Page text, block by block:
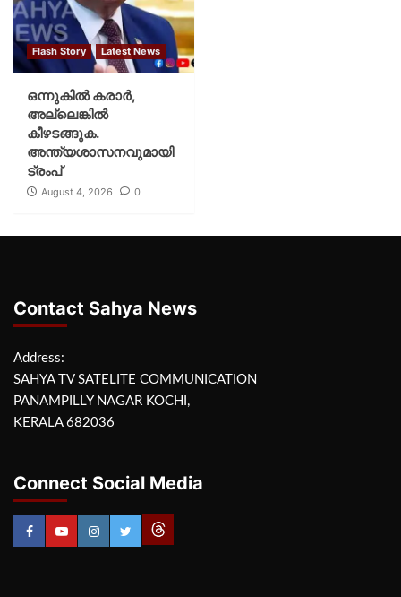
Flash Story Latest News
ഒന്നുകില്‍ കരാര്‍,
അല്ലെങ്കില്‍
കീഴടങ്ങുക.
അന്ത്യശാസനവുമായി
ട്രംപ്
August 4, 2026 0
Contact Sahya News
Address:
SAHYA TV SATELITE COMMUNICATION
PANAMPILLY NAGAR KOCHI,
KERALA 682036
Connect Social Media